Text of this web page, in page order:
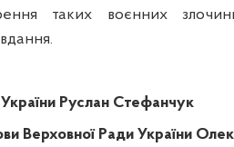
таких воєнних
Руслан Стефанчук
Верховної Ради України